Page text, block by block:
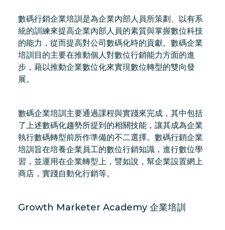
數碼行銷企業培訓是為企業內部人員所策劃、以有系
統的訓練來提高企業內部人員的素質與掌握數位科技
的能力，從而提高對公司數碼化時的貢獻。數碼企業
培訓目的主要在推動個人對數位行銷能力方面的進
步，藉以推動企業數位化來實現數位轉型的雙向發
展。
數碼企業培訓主要通過課程與實踐來完成，其中包括
了上述數碼化趨勢所提到的相關技能，讓其成為企業
執行數碼轉型前所作準備的不二選擇。數碼行銷企業
培訓旨在培養企業員工的數位行銷知識，進行數位學
習，並運用在企業轉型上，譬如說，幫企業設置網上
商店，實踐自動化行銷等。
Growth Marketer Academy 企業培訓